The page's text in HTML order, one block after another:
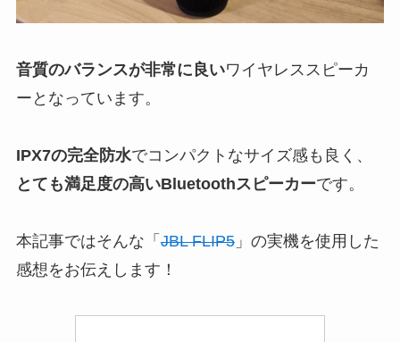
音質のバランスが非常に良いワイヤレススピーカ
ーとなっています。
IPX7の完全防水でコンパクトなサイズ感も良く、
とても満足度の高いBluetoothスピーカーです。
本記事ではそんな「 JBL FLIP5」の実機を使用した
感想をお伝えします！